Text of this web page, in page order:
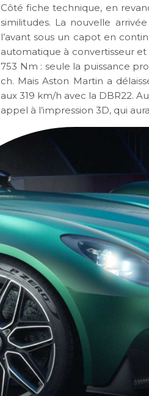
Côté fiche technique, en
similitudes. La nouvelle
l’avant sous un capot en
automatique à convertisseur
753 Nm : seule la puissance
ch. Mais Aston Martin a
aux 319 km/h avec la DBR22.
appel à l’impression 3D, qui